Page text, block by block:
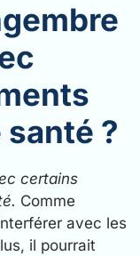
?
certains
Comme
avec les
il pourrait